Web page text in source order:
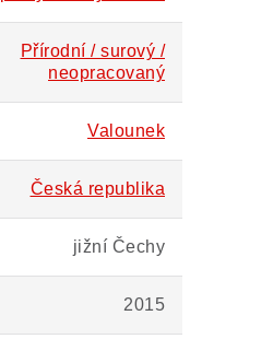
Přírodní / surový /
neopracovaný
Valounek
Česká republika
jižní Čechy
2015